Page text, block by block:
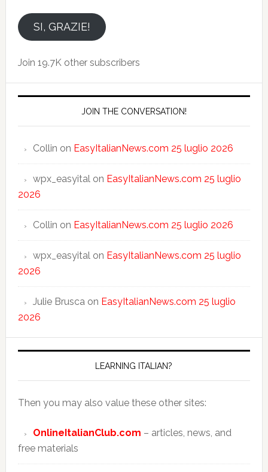
emailSI, GRAZIE!
Join 19.7K other subscribers
JOIN THE CONVERSATION!
Collin on EasyItalianNews.com 25 luglio 2026
wpx_easyitalon EasyItalianNews.com 25 luglio
2026
Collin on EasyItalianNews.com 25 luglio 2026
wpx_easyitalon EasyItalianNews.com 25 luglio
2026
Julie Bruscaon EasyItalianNews.com 25 luglio
2026
LEARNING ITALIAN?
Then you may also value these other sites:
OnlineItalianClub.com – articles, news, and
free materials